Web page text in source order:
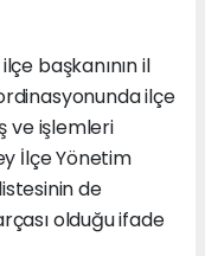
başkanının il
ilçe
ve işlemleri
İlçe Yönetim
de
olduğu ifade